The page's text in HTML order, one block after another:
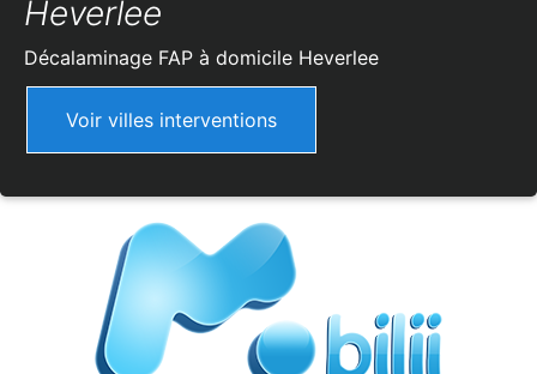
Heverlee
Décalaminage FAP à domicile Heverlee
Voir villes interventions